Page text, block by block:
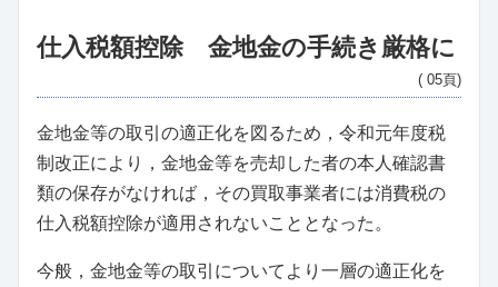
仕入税額控除 金地金の手続き厳格に
( 05頁)
金地金等の取引の適正化を図るため，令和元年度税
制改正により，金地金等を売却した者の本人確認書
類の保存がなければ，その買取事業者には消費税の
仕入税額控除が適用されないこととなった。
今般，金地金等の取引についてより一層の適正化を